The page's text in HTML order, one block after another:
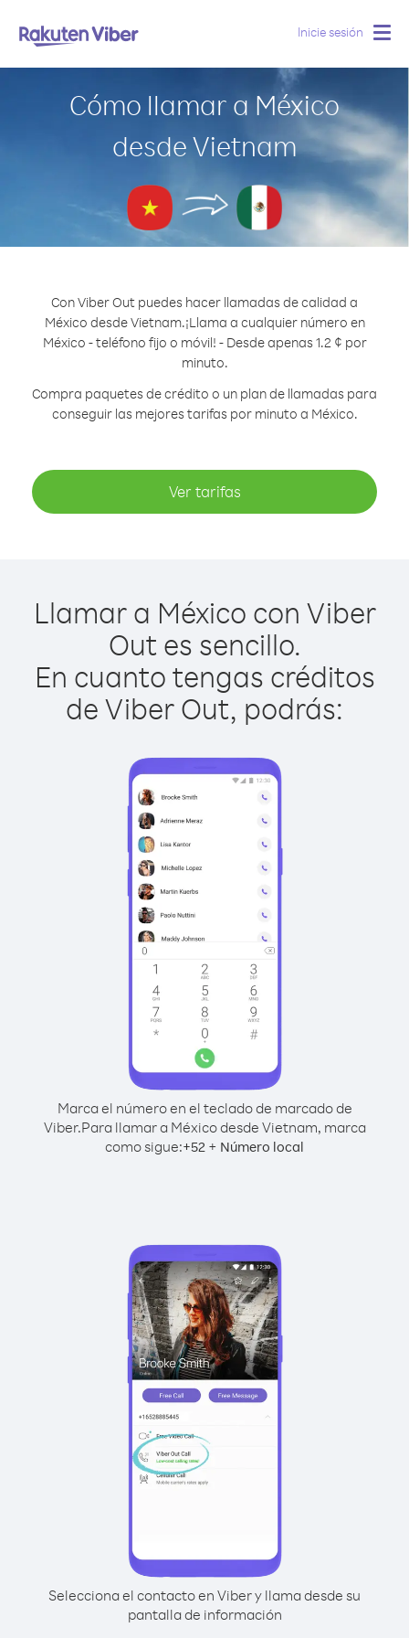
Inicie sesión
Cómo llamar a México
desde Vietnam
Con Viber Out puedes hacer llamadas de calidad a
México desde Vietnam.¡Llama a cualquier número en
México - teléfono fijo o móvil! - Desde apenas 1.2 ¢ por
minuto.
Compra paquetes de crédito o un plan de llamadas para
conseguir las mejores tarifas por minuto a México.
Ver tarifas
Llamar a México con Viber
Out es sencillo.
En cuanto tengas créditos
de Viber Out, podrás:
Marca el número en el teclado de marcado de
Viber.Para llamar a México desde Vietnam, marca
como sigue:+52 + Número local
Selecciona el contacto en Viber y llama desde su
pantalla de información